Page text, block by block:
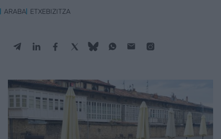
ARABA ETXEBIZITZA